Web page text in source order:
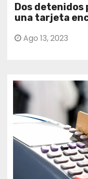
Dos detenidos
una tarjeta
Ago 13, 2023